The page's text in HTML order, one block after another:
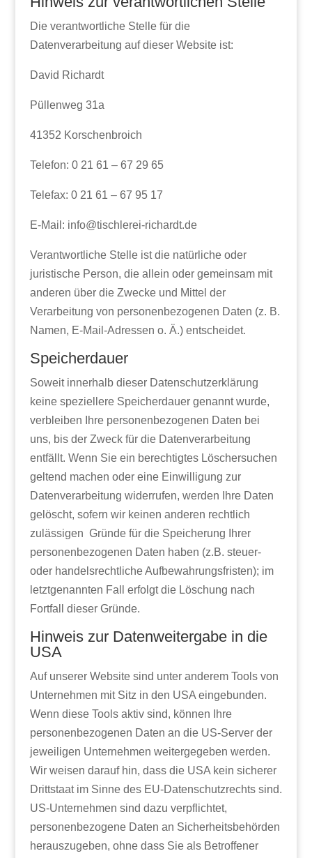
Die verantwortliche Stelle für die
Datenverarbeitung auf dieser Website ist:
David Richardt
Püllenweg 31a
41352 Korschenbroich
Telefon: 0 21 61 – 67 29 65
Telefax: 0 21 61 – 67 95 17
E-Mail: info@tischlerei-richardt.de
Verantwortliche Stelle ist die natürliche oder
juristische Person, die allein oder gemeinsam mit
anderen über die Zwecke und Mittel der
Verarbeitung von personenbezogenen Daten (z. B.
Namen, E-Mail-Adressen o. Ä.) entscheidet.
Speicherdauer
Soweit innerhalb dieser Datenschutzerklärung
keine speziellere Speicherdauer genannt wurde,
verbleiben Ihre personenbezogenen Daten bei
uns, bis der Zweck für die Datenverarbeitung
entfällt. Wenn Sie ein berechtigtes Löschersuchen
geltend machen oder eine Einwilligung zur
Datenverarbeitung widerrufen, werden Ihre Daten
gelöscht, sofern wir keinen anderen rechtlich
zulässigen Gründe für die Speicherung Ihrer
personenbezogenen Daten haben (z.B. steuer-
oder handelsrechtliche Aufbewahrungsfristen); im
letztgenannten Fall erfolgt die Löschung nach
Fortfall dieser Gründe.
Hinweis zur Datenweitergabe in die
USA
Auf unserer Website sind unter anderem Tools von
Unternehmen mit Sitz in den USA eingebunden.
Wenn diese Tools aktiv sind, können Ihre
personenbezogenen Daten an die US-Server der
jeweiligen Unternehmen weitergegeben werden.
Wir weisen darauf hin, dass die USA kein sicherer
Drittstaat im Sinne des EU-Datenschutzrechts sind.
US-Unternehmen sind dazu verpflichtet,
personenbezogene Daten an Sicherheitsbehörden
herauszugeben, ohne dass Sie als Betroffener